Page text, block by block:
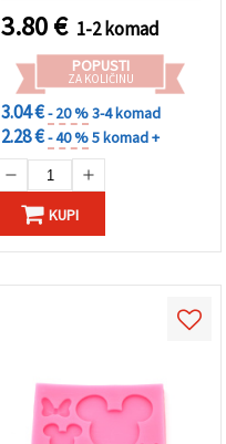
3.80€ 1-2 komad
POPUSTI
ZA KOLIČINU
3.04 €- 20 %3-4 komad
2.28 €- 40 %5 komad +
KUPI